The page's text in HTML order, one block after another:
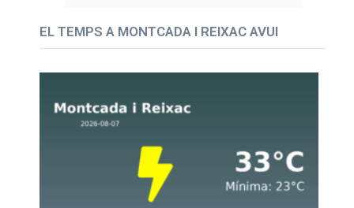
EL TEMPS A MONTCADA I REIXAC AVUI